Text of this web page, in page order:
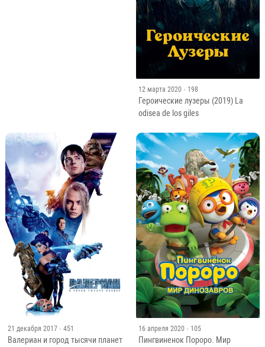
12 марта 2020 · 198
Героические лузеры (2019) La
odisea de los giles
21 декабря 2017 · 451
Валериан и город тысячи планет
16 апреля 2020 · 105
Пингвиненок Пороро. Мир